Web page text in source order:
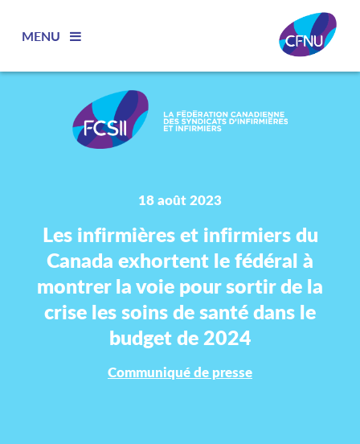
MENU
18 août 2023
Les infirmières et infirmiers du
Canada exhortent le fédéral à
montrer la voie pour sortir de la
crise les soins de santé dans le
budget de 2024
Communiqué de presse